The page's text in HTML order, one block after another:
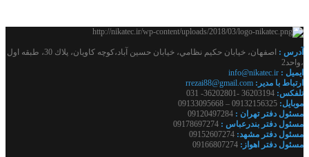
آدرس :
اصفهان، خيابان حكيم نظامي، خيابان حسين آباد،كوچه كاويان، پلاك 30، طبقه اول
،واحد2
ايميل : info@nikatec.ir
ارتباط با مدير: rrezai88@gmail.com
تلفكس: 36203194 -36202801- 031
موبايل: 09132156325 – 09133095668
مسئول دفتر تهران : 09120497284
مسئول دفتر بندرعباس : 09178697274
مسئول دفتر مشهد: 09152607274
مسئول دفتر اهواز: 09166807274